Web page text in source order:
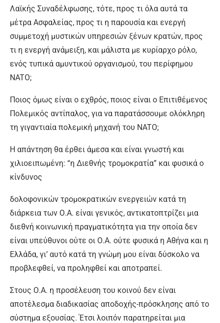
Λαϊκής Συναδέλφωσης, τότε, προς τι όλα αυτά τα
μέτρα Ασφαλείας, προς τι η παρουσία και ενεργή
συμμετοχή μυστικών υπηρεσιών ξένων κρατών, προς
τι η ενεργή ανάμειξη, και μάλιστα με κυρίαρχο ρόλο,
ενός τυπικά αμυντικού οργανισμού, του περίφημου
NATO;
Ποιος όμως είναι ο εχθρός, ποιος είναι ο Επιτιθέμενος
Πολεμικός αντίπαλος, για να παρατάσσουμε ολόκληρη
τη γιγαντιαία πολεμική μηχανή του NATO;
Η απάντηση θα έρθει άμεσα και είναι γνωστή και
χιλιοειπωμένη: “η Διεθνής τρομοκρατία” και φυσικά ο
κίνδυνος
δολοφονικών τρομοκρατικών ενεργειών κατά τη
διάρκεια των Ο.Α. είναι γενικός, αντικατοπτρίζει μια
διεθνή κοινωνική πραγματικότητα για την οποία δεν
είναι υπεύθυνοι ούτε οι Ο.Α. ούτε φυσικά η Αθήνα και η
Ελλάδα, γι’ αυτό κατά τη γνώμη μου είναι δύσκολο να
προβλεφθεί, να προληφθεί και αποτραπεί.
Στους Ο.Α. η προσέλευση του κοινού δεν είναι
αποτέλεσμα διαδικασίας αποδοχής-πρόσκλησης από το
σύστημα εξουσίας. Έτσι λοιπόν παρατηρείται μια